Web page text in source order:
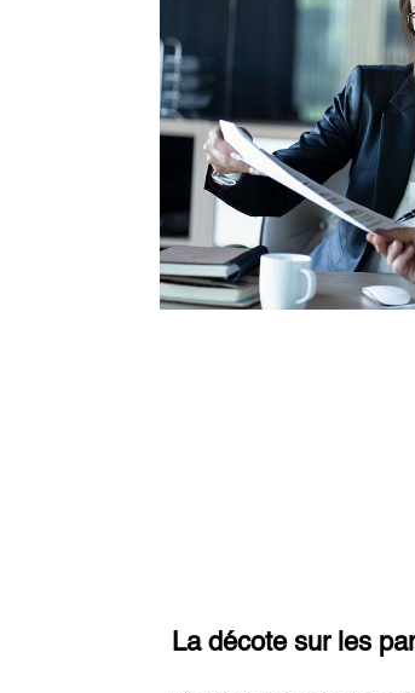
La décote sur les